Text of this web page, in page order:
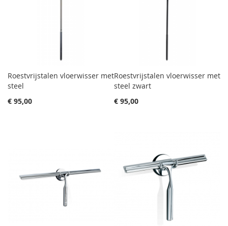
Roestvrijstalen vloerwisser met
steel
€ 95,00
Roestvrijstalen vloerwisser met
steel zwart
€ 95,00